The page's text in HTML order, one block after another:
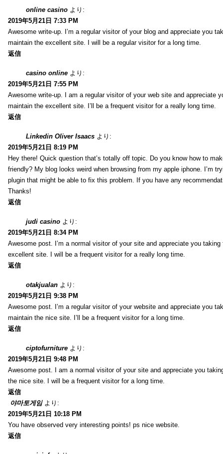
online casino より:
2019年5月21日 7:33 PM
Awesome write-up. I’m a regular visitor of your blog and appreciate you
maintain the excellent site. I will be a regular visitor for a long time.
返信
casino online より:
2019年5月21日 7:55 PM
Awesome write-up. I am a regular visitor of your web site and appreciate
maintain the excellent site. I’ll be a frequent visitor for a really long time.
返信
Linkedin Oliver Isaacs より:
2019年5月21日 8:19 PM
Hey there! Quick question that’s totally off topic. Do you know how to
friendly? My blog looks weird when browsing from my apple iphone. I’m
plugin that might be able to fix this problem. If you have any
Thanks!
返信
judi casino より:
2019年5月21日 8:34 PM
Awesome post. I’m a normal visitor of your site and appreciate you
excellent site. I will be a frequent visitor for a really long time.
返信
otakjualan より:
2019年5月21日 9:38 PM
Awesome post. I’m a regular visitor of your website and appreciate you
maintain the nice site. I’ll be a frequent visitor for a long time.
返信
ciptofurniture より:
2019年5月21日 9:48 PM
Awesome post. I am a normal visitor of your site and appreciate you
the nice site. I will be a frequent visitor for a long time.
返信
야마토게임 より:
2019年5月21日 10:18 PM
You have observed very interesting points! ps nice website.
返信